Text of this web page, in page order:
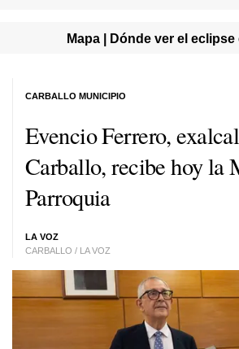
Mapa | Dónde ver el eclipse
Evencio Ferrero,
Carballo, recibe hoy la
Parroquia
LA VOZ
CARBALLO / LA VOZ
CARBALLO MUNICIPIO